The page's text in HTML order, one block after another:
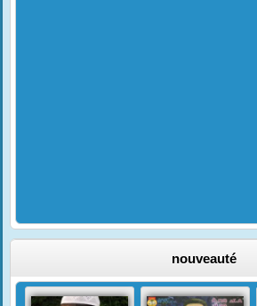
nouveauté